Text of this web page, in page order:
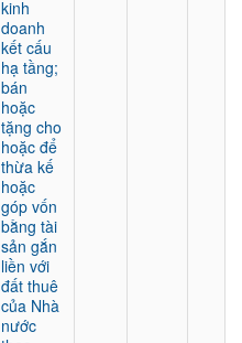
kinh
doanh
kết cấu
hạ tầng;
bán
hoặc
tặng cho
hoặc để
thừa kế
hoặc
góp vốn
bằng tài
sản gắn
liền với
đất thuê
của Nhà
nước